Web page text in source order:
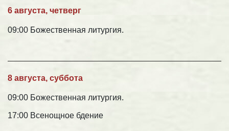
6 августа, четверг
09:00 Божественная литургия.
8 августа, суббота
09:00 Божественная литургия.
17:00 Всенощное бдение